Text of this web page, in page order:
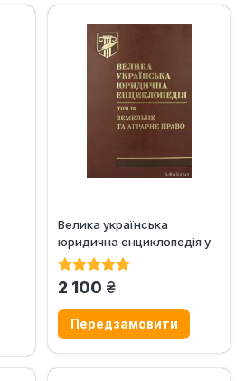
Велика українська
юридична енциклопедія у
20-ти томах. Том 16.
2 100 грн.